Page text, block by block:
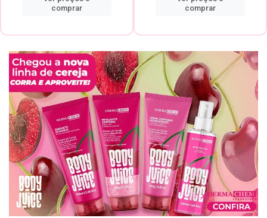
comprar
comprar